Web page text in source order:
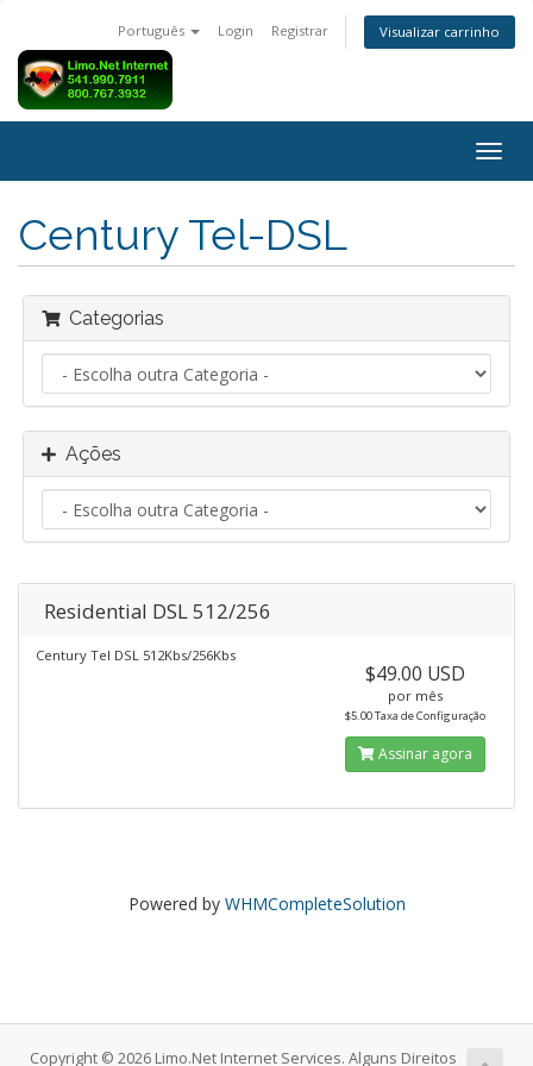
Português Login Registrar Visualizar carrinho
Century Tel-DSL
Categorias
Ações
Residential DSL 512/256
Century Tel DSL 512Kbs/256Kbs
$49.00 USD
por mês
$5.00 Taxa de Configuração
Assinar agora
Powered by WHMCompleteSolution
Copyright © 2026 Limo.Net Internet Services. Alguns Direitos